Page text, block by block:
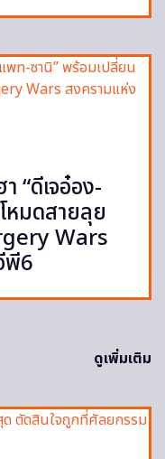
“ดีเจอ๋อง-
หมดสายลุย
Wars
พี6
ดูเพิ่มเติม